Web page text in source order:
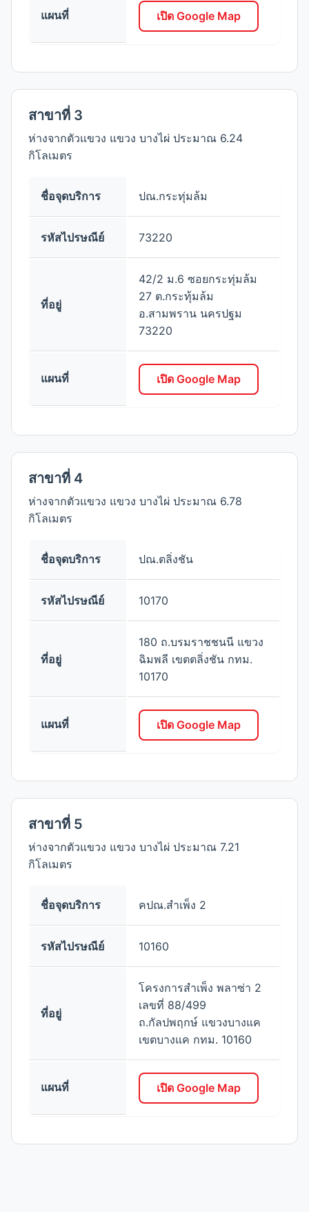
แผนที่ เปิด Google Map
สาขาที่ 3
ห่างจากตัวแขวง แขวง บางไผ่ ประมาณ 6.24
กิโลเมตร
ชื่อจุดบริการ ปณ.กระทุ่มล้ม
รหัสไปรษณีย์ 73220
ที่อยู่
42/2 ม.6 ซอยกระทุ่มล้ม
27 ต.กระทุ้มล้ม
อ.สามพราน นครปฐม
73220
แผนที่ เปิด Google Map
สาขาที่ 4
ห่างจากตัวแขวง แขวง บางไผ่ ประมาณ 6.78
กิโลเมตร
ชื่อจุดบริการ ปณ.ตลิ่งชัน
รหัสไปรษณีย์ 10170
ที่อยู่
180 ถ.บรมราชชนนี แขวง
ฉิมพลี เขตตลิ่งชัน กทม.
10170
แผนที่ เปิด Google Map
สาขาที่ 5
ห่างจากตัวแขวง แขวง บางไผ่ ประมาณ 7.21
กิโลเมตร
ชื่อจุดบริการ คปณ.สำเพ็ง 2
รหัสไปรษณีย์ 10160
ที่อยู่
โครงการสำเพ็ง พลาซ่า 2
เลขที่ 88/499
ถ.กัลปพฤกษ์ แขวงบางแค
เขตบางแค กทม. 10160
แผนที่ เปิด Google Map